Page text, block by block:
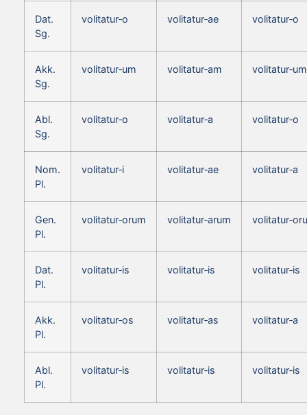
Dat.
Sg.
volitatur‑o volitatur‑ae volitatur‑o
Akk.
Sg.
volitatur‑um volitatur‑am volitatur‑um
Abl.
Sg.
volitatur‑o volitatur‑a volitatur‑o
Nom.
Pl.
volitatur‑i volitatur‑ae volitatur‑a
Gen.
Pl.
volitatur‑orum volitatur‑arum
Dat.
Pl.
volitatur‑is volitatur‑is volitatur‑is
Akk.
Pl.
volitatur‑os volitatur‑as volitatur‑a
Abl.
Pl.
volitatur‑is volitatur‑is volitatur‑is